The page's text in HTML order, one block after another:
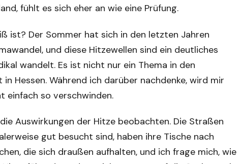
fühlt es sich eher an wie eine Prüfung.
ist? Der Sommer hat sich in den letzten Jahren
und diese Hitzewellen sind ein deutliches
wandelt. Es ist nicht nur ein Thema in den
Hessen. Während ich darüber nachdenke, wird mir
einfach so verschwinden.
Auswirkungen der Hitze beobachten. Die Straßen
gut besucht sind, haben ihre Tische nach
die sich draußen aufhalten, und ich frage mich, wie